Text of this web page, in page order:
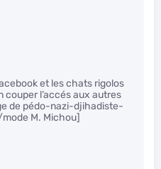
et les chats rigolos
couper l’accés aux autres
de pédo-nazi-djihadiste-
M. Michou]